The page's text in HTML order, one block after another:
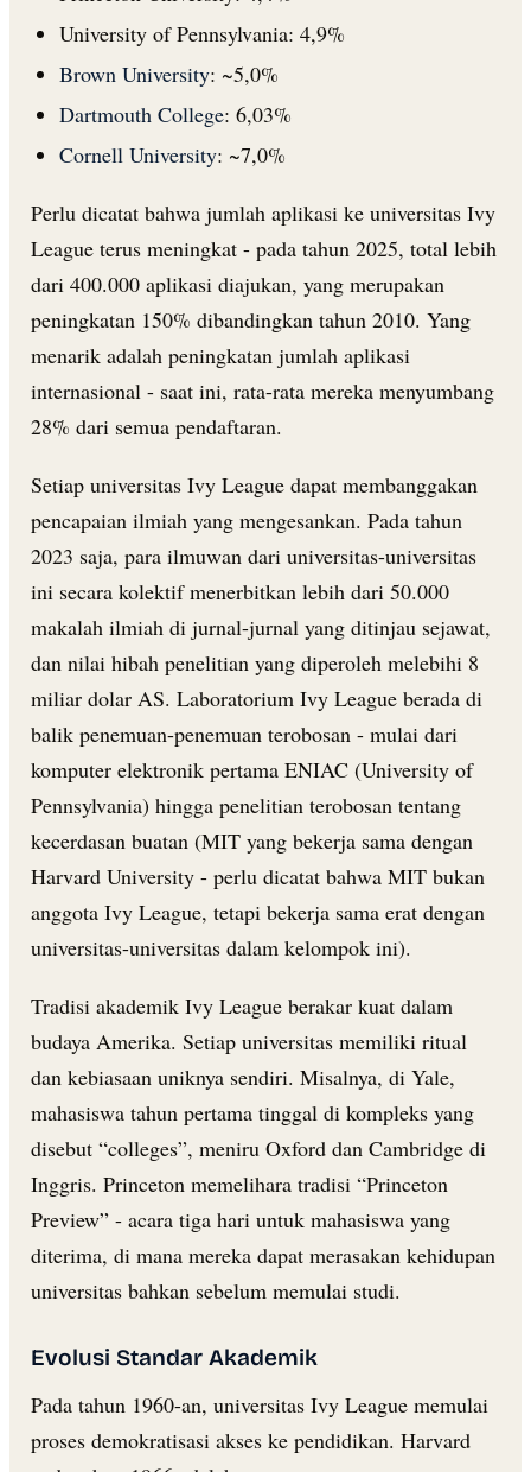
University of Pennsylvania: 4,9%
Brown University: ~5,0%
Dartmouth College: 6,03%
Cornell University: ~7,0%
Perlu dicatat bahwa jumlah aplikasi ke universitas Ivy
League terus meningkat - pada tahun 2025, total lebih
dari 400.000 aplikasi diajukan, yang merupakan
peningkatan 150% dibandingkan tahun 2010. Yang
menarik adalah peningkatan jumlah aplikasi
internasional - saat ini, rata-rata mereka menyumbang
28% dari semua pendaftaran.
Setiap universitas Ivy League dapat membanggakan
pencapaian ilmiah yang mengesankan. Pada tahun
2023 saja, para ilmuwan dari universitas-universitas
ini secara kolektif menerbitkan lebih dari 50.000
makalah ilmiah di jurnal-jurnal yang ditinjau sejawat,
dan nilai hibah penelitian yang diperoleh melebihi 8
miliar dolar AS. Laboratorium Ivy League berada di
balik penemuan-penemuan terobosan - mulai dari
komputer elektronik pertama ENIAC (University of
Pennsylvania) hingga penelitian terobosan tentang
kecerdasan buatan (MIT yang bekerja sama dengan
Harvard University - perlu dicatat bahwa MIT bukan
anggota Ivy League, tetapi bekerja sama erat dengan
universitas-universitas dalam kelompok ini).
Tradisi akademik Ivy League berakar kuat dalam
budaya Amerika. Setiap universitas memiliki ritual
dan kebiasaan uniknya sendiri. Misalnya, di Yale,
mahasiswa tahun pertama tinggal di kompleks yang
disebut “colleges”, meniru Oxford dan Cambridge di
Inggris. Princeton memelihara tradisi “Princeton
Preview” - acara tiga hari untuk mahasiswa yang
diterima, di mana mereka dapat merasakan kehidupan
universitas bahkan sebelum memulai studi.
Evolusi Standar Akademik
Pada tahun 1960-an, universitas Ivy League memulai
proses demokratisasi akses ke pendidikan. Harvard